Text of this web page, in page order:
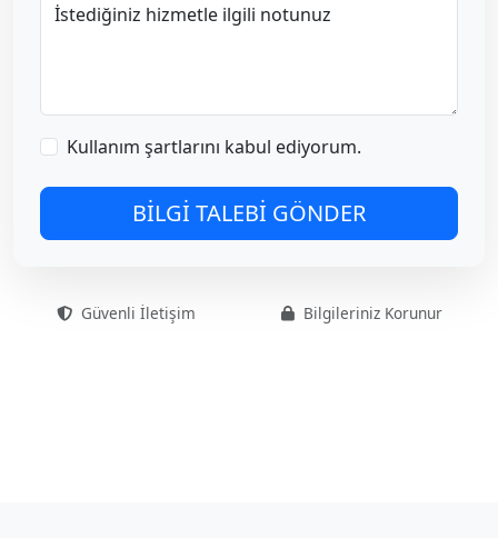
İstediğiniz hizmetle ilgili notunuz
Kullanım şartlarını kabul ediyorum.
BİLGİ TALEBİ GÖNDER
Güvenli İletişim Bilgileriniz Korunur